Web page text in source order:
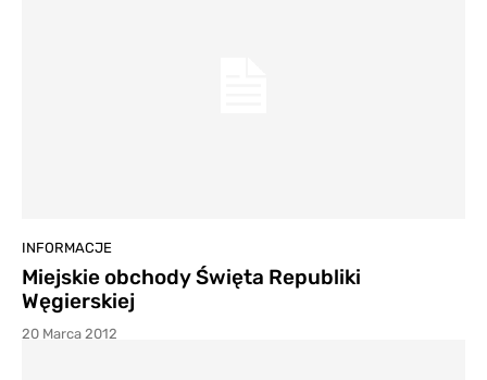
INFORMACJE
Miejskie obchody Święta Republiki
Węgierskiej
20 Marca 2012